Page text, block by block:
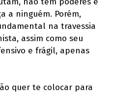
a ninguém. Porém,
na travessia
assim como seu
e frágil, apenas
quer te colocar para